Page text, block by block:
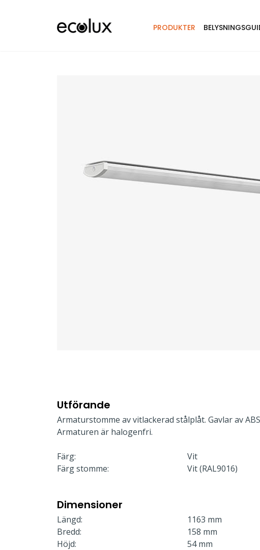
PRODUKTER
Utförande
Armaturstomme av vitlackerad stålplåt. Gavlar av
Armaturen är halogenfri.
Färg:
Vit
Färg stomme:
Vit (RAL9016)
Dimensioner
Längd:
1163 mm
Bredd:
158 mm
Höjd:
54 mm